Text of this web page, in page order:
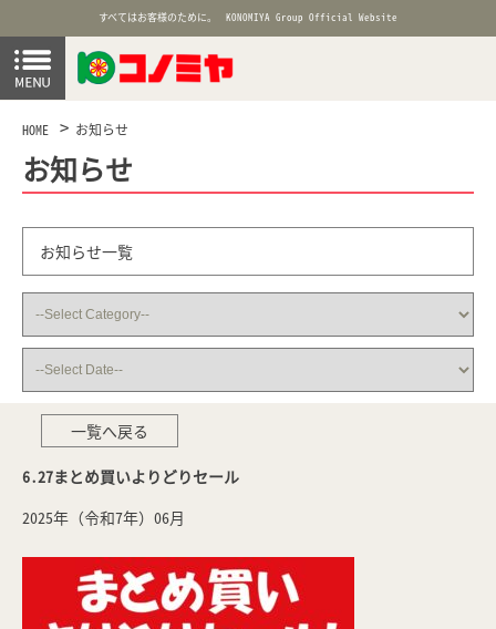
すべてはお客様のために。 KONOMIYA Group Official Website
HOME お知らせ
お知らせ
お知らせ一覧
一覧へ戻る
6.27まとめ買いよりどりセール
2025年（令和7年）06月